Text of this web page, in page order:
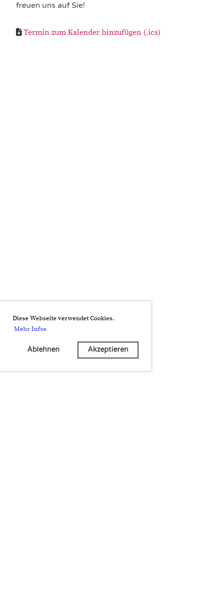
Diese Webseite verwendet Cookies.
Mehr Infos
Ablehnen Akzeptieren
freuen uns auf Sie!
Termin zum Kalender hinzufügen (.ics)